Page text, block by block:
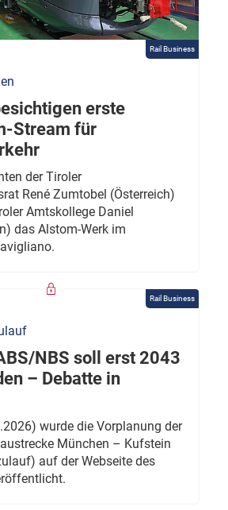
Rail Business
erste
Stream für
der Tiroler
René Zumtobel (Österreich)
Amtskollege Daniel
das Alstom-Werk im
Rail Business
NBS soll erst 2043
– Debatte in
wurde die Vorplanung der
München – Kufstein
auf der Webseite des